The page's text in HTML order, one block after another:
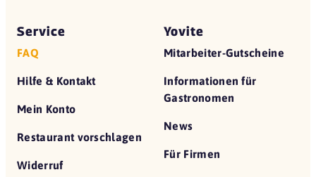
Service
FAQ
Hilfe & Kontakt
Mein Konto
Restaurant vorschlagen
Widerruf
Yovite
Mitarbeiter-Gutscheine
Informationen für
Gastronomen
News
Für Firmen